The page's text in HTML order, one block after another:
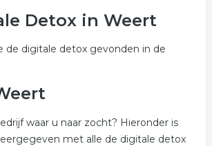
Detox in Weert
de digitale detox gevonden in de
waar u naar zocht? Hieronder is
met alle de digitale detox